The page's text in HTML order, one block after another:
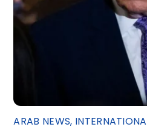
ARAB NEWS,